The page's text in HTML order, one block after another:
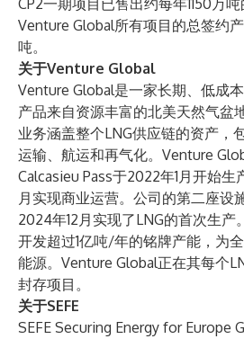
CP2一期项目已售出约每年1150万
Venture Global所有项目的总签约
吨。
关于Venture Global
Venture Global是一家长期、低成
产品来自资源丰富的北美天然气盆
业务涵盖整个LNG供应链的资产，
运输、航运和再气化。Venture
Calcasieu Pass于2022年1月开始
月实现商业运营。公司的第二座设
2024年12月实现了LNG的首次生产
开发超过1亿吨/年的铭牌产能，为
能源。Venture Global正在其每个
封存项目。
关于SEFE
SEFE Securing Energy for Europe